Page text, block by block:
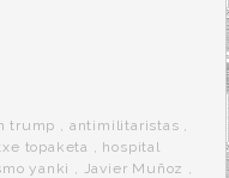
trump , antimilitaristas ,
topaketa , hospital
yanki , Javier Muñoz ,